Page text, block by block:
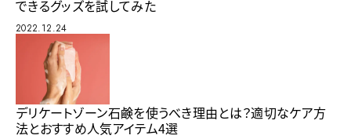
できるグッズを試してみた
2022.12.24
デリケートゾーン石鹸を使うべき理由とは？適切なケア方
法とおすすめ人気アイテム4選